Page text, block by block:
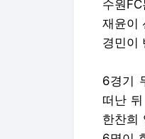
수원
재윤이
경민이
6경기
떠난
한찬희